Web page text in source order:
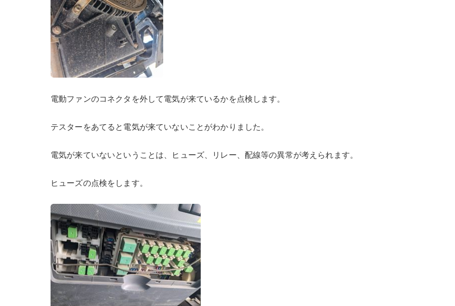
電動ファンのコネクタを外して電気が来ているかを点検します。
テスターをあてると電気が来ていないことがわかりました。
電気が来ていないということは、ヒューズ、リレー、配線等の異常が考えられます。
ヒューズの点検をします。